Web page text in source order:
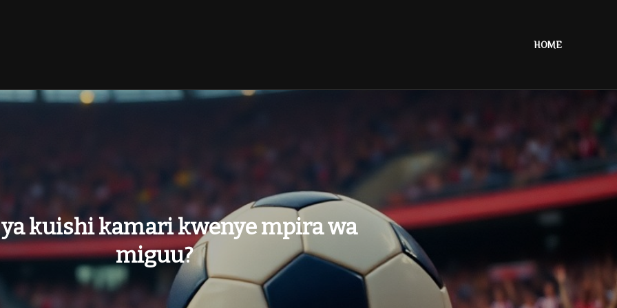
HOME
kuishi kamari kwenye mpira wa
miguu?